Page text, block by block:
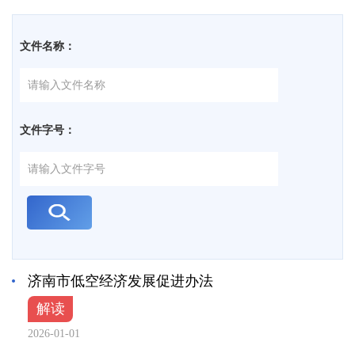
文件名称：
文件字号：
济南市低空经济发展促进办法
解读
2026-01-01